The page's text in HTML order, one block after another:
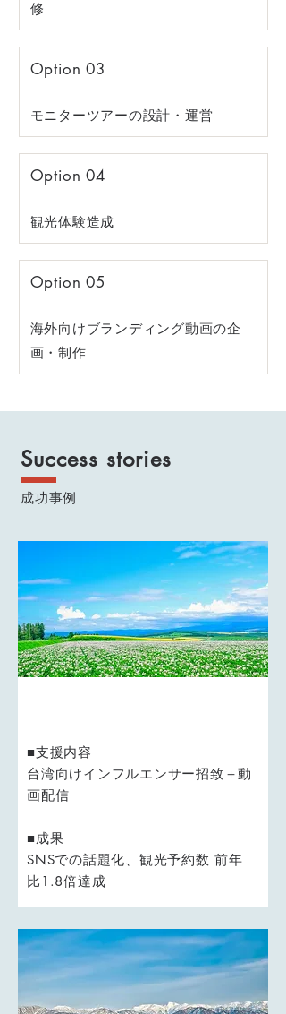
修
Option 03
モニターツアーの設計・運営
Option 04
観光体験造成
Option 05
海外向けブランディング動画の企
画・制作
Success stories
成功事例
■支援内容
台湾向けインフルエンサー招致＋動
画配信
■成果
SNSでの話題化、観光予約数 前年
比1.8倍達成